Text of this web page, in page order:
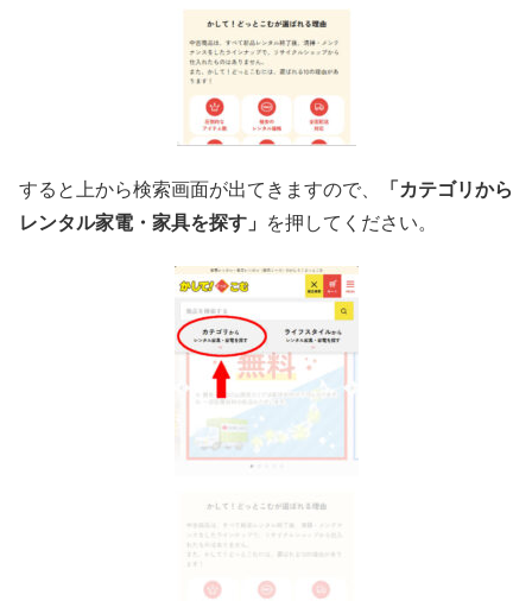
すると上から検索画面が出てきますので、
「カテゴリから
レンタル家電・家具を探す」
を押してください。